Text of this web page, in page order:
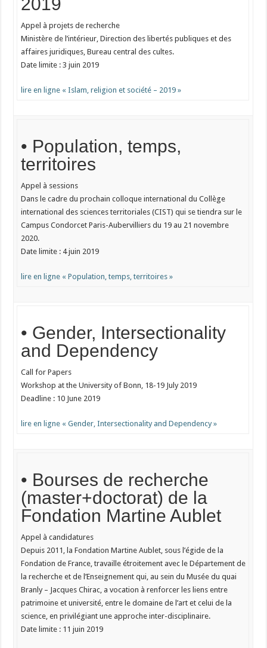
Appel à projets de recherche
Ministère de l’intérieur, Direction des libertés publiques et des
affaires juridiques, Bureau central des cultes.
Date limite : 3 juin 2019
lire en ligne « Islam, religion et société – 2019 »
• Population, temps,
territoires
Appel à sessions
Dans le cadre du prochain colloque international du Collège
international des sciences territoriales (CIST) qui se tiendra sur le
Campus Condorcet Paris-Aubervilliers du 19 au 21 novembre
2020.
Date limite : 4 juin 2019
lire en ligne « Population, temps, territoires »
• Gender, Intersectionality
and Dependency
Call for Papers
Workshop at the University of Bonn, 18-19 July 2019
Deadline : 10 June 2019
lire en ligne « Gender, Intersectionality and Dependency »
• Bourses de recherche
(master+doctorat) de la
Fondation Martine Aublet
Appel à candidatures
Depuis 2011, la Fondation Martine Aublet, sous l’égide de la
Fondation de France, travaille étroitement avec le Département de
la recherche et de l’Enseignement qui, au sein du Musée du quai
Branly – Jacques Chirac, a vocation à renforcer les liens entre
patrimoine et université, entre le domaine de l’art et celui de la
science, en privilégiant une approche inter-disciplinaire.
Date limite : 11 juin 2019